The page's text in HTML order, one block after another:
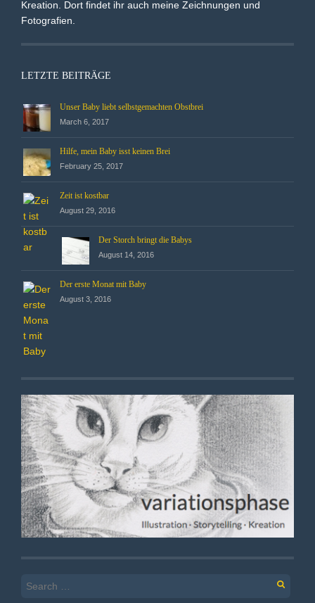
Kreation. Dort findet ihr auch meine Zeichnungen und
Fotografien.
LETZTE BEITRÄGE
Unser Baby liebt selbstgemachten Obstbrei
March 6, 2017
Hilfe, mein Baby isst keinen Brei
February 25, 2017
Zeit ist kostbar
August 29, 2016
Der Storch bringt die Babys
August 14, 2016
Der erste Monat mit Baby
August 3, 2016
Search